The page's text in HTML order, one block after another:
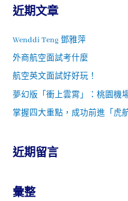
近期文章
Wenddi Teng 鄧雅萍
外商航空面試考什麼
航空英文面試好好玩！
夢幻版「衝上雲霄」：桃園機
掌握四大重點，成功前進「虎航
近期留言
彙整